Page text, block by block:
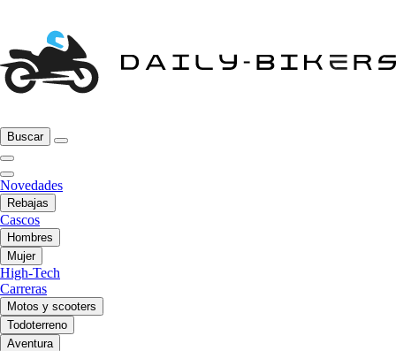
Buscar
Novedades
Rebajas
Cascos
Hombres
Mujer
High-Tech
Carreras
Motos y scooters
Todoterreno
Aventura